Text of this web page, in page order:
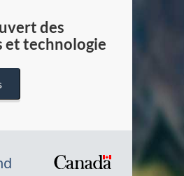
des
et technologie